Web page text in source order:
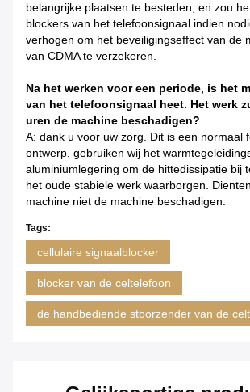
belangrijke plaatsen te besteden, en zou
blockers van het telefoonsignaal indien
verhogen om het beveiligingseffect van de
van CDMA te verzekeren.
Na het werken voor een periode, is het
van het telefoonsignaal heet. Het werk
uren de machine beschadigen?
A: dank u voor uw zorg. Dit is een normaal
ontwerp, gebruiken wij het
aluminiumlegering om de hittedissipatie bij
het oude stabiele werk waarborgen.
machine niet de machine beschadigen.
Tags:
cellulaire signaalblocker
blocker van de celtelefoon
de handbediende stoorzender van de